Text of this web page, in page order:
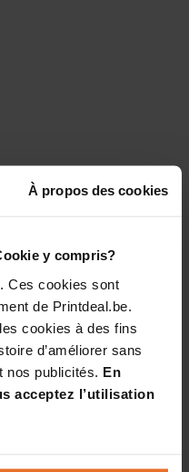
À propos des cookies
y compris?
Ces cookies sont
de Printdeal.be.
cookies à des fins
d’améliorer sans
nos publicités. En
acceptez l’utilisation